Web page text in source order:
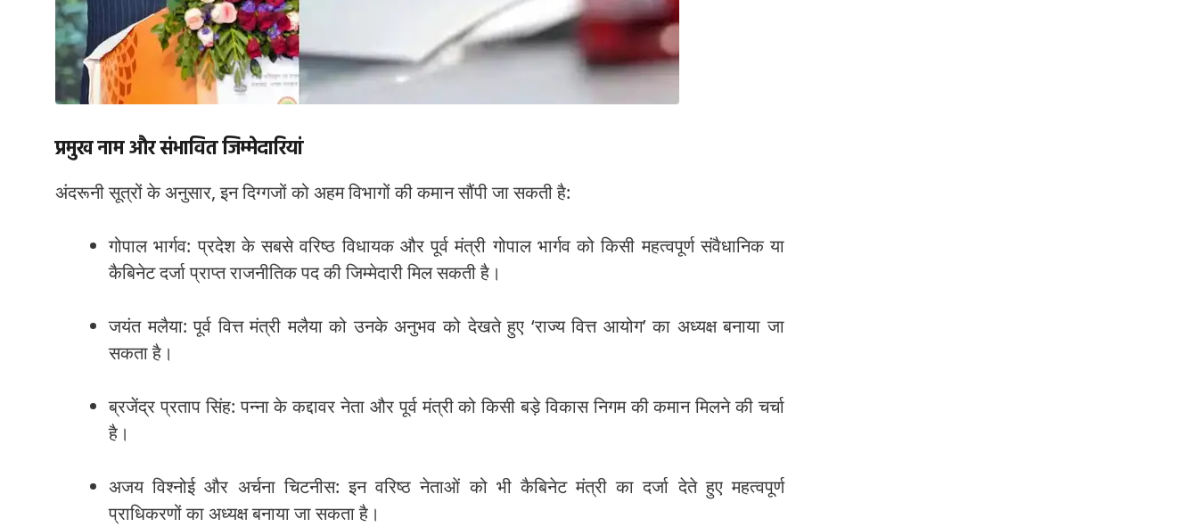
प्रमुख नाम और संभावित जिम्मेदारियां
अंदरूनी सूत्रों के अनुसार, इन दिग्गजों को अहम विभागों की कमान सौंपी जा सकती है:
गोपाल भार्गव: प्रदेश के सबसे वरिष्ठ विधायक और पूर्व मंत्री गोपाल भार्गव को किसी महत्वपूर्ण संवैधानिक या
कैबिनेट दर्जा प्राप्त राजनीतिक पद की जिम्मेदारी मिल सकती है।
जयंत मलैया: पूर्व वित्त मंत्री मलैया को उनके अनुभव को देखते हुए ‘राज्य वित्त आयोग’ का अध्यक्ष बनाया जा
सकता है।
ब्रजेंद्र प्रताप सिंह: पन्ना के कद्दावर नेता और पूर्व मंत्री को किसी बड़े विकास निगम की कमान मिलने की चर्चा
है।
अजय विश्नोई और अर्चना चिटनीस: इन वरिष्ठ नेताओं को भी कैबिनेट मंत्री का दर्जा देते हुए महत्वपूर्ण
प्राधिकरणों का अध्यक्ष बनाया जा सकता है।